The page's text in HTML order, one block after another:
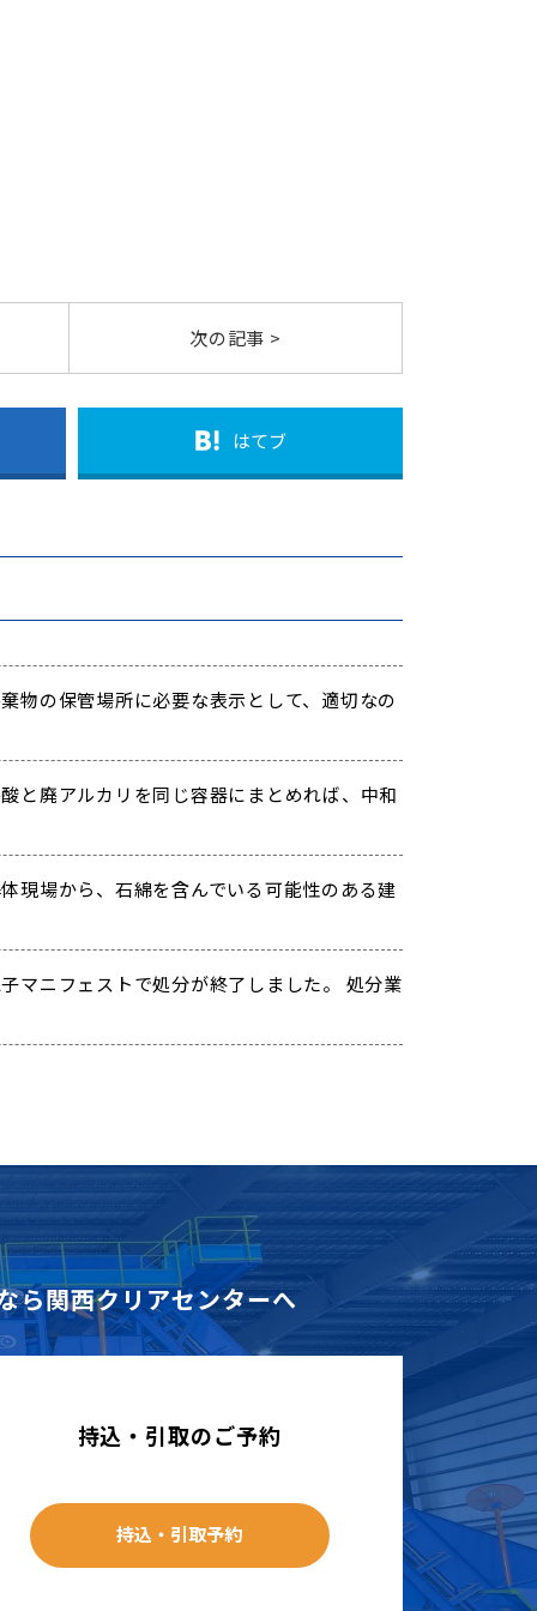
次の記事 >
はてブ
物の保管場所に必要な表示として、適切なの
と廃アルカリを同じ容器にまとめれば、中和
現場から、石綿を含んでいる可能性のある建
マニフェストで処分が終了しました。 処分業
ら関西クリアセンターへ
持込・引取のご予約
持込・引取予約